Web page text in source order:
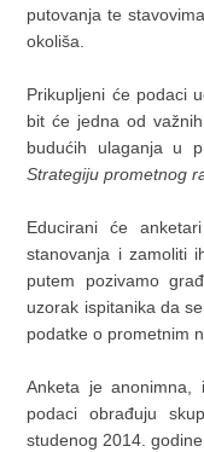
putovanja te
okoliša.
Prikupljeni će podaci
bit će jedna od
budućih ulaganja u
Strategiju prometnog
Educirani će
stanovanja i zamoliti
putem pozivamo
uzorak ispitanika da
podatke o prometnim
Anketa je anonimna,
podaci obrađuju
studenog 2014.